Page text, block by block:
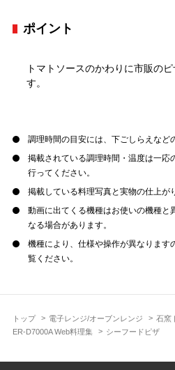
トップ 電子レンジ/オーブンレンジ
石窯
ER-D7000A Web料理集
シーフードピザ
ポイント
トマトソースのかわりに市販の
す。
調理時間の目安には、下ごしらえなど
掲載されている調理時間・温度は一応
行ってください。
掲載している料理写真と実物の仕上が
動画に出てくる機種はお使いの機種と
なる場合があります。
機種により、仕様や操作が異なります
覧ください。